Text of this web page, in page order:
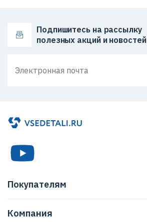
Подпишитесь на рассылку
полезных акций и новостей
Бренды
Покупателям
Компания